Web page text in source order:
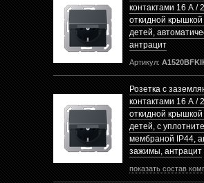
контактами 16 А /
откидной
детей,
антрацит
Артикул:
Розетка с
контактами 16 А /
откидной
детей, с
мембраной IP44,
зажимы, антрацит
показать состав